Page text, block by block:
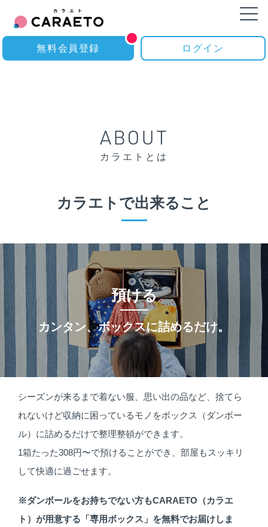
無料会員登録 ログイン
ABOUT
カラエトとは
カラエトで出来ること
預ける
カンタン、ボックスに詰めるだけ。
シーズンが来るまで着ない服、思い出の品など、捨てら
れないけど収納に困っているモノをボックス（ダンボー
ル）に詰めるだけで整理整頓ができます。
1箱たった308円〜で預けることができ、部屋もスッキリ
して快適に過ごせます。
※ダンボールをお持ちでない方もCARAETO（カラエ
ト）が用意する「専用ボックス」を無料でお届けしま